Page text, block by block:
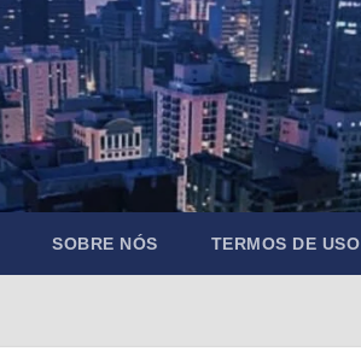
SOBRE NÓS TERMOS DE USO